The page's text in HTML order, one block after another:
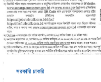
সরকারি চাকরি